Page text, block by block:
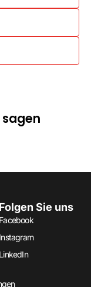
Folgen Sie uns
Facebook
Instagram
LinkedIn